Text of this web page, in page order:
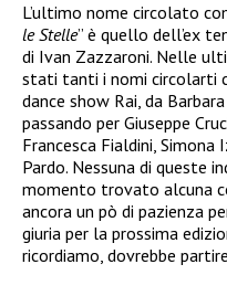
L’ultimo nome circolato
le Stelle” è quello dell’ex
di Ivan Zazzaroni. Nelle
stati tanti i nomi circolarti
dance show Rai, da Barbara
passando per Giuseppe
Francesca Fialdini, Simona
Pardo. Nessuna di queste
momento trovato alcuna
ancora un pò di pazienza
giuria per la prossima
ricordiamo, dovrebbe